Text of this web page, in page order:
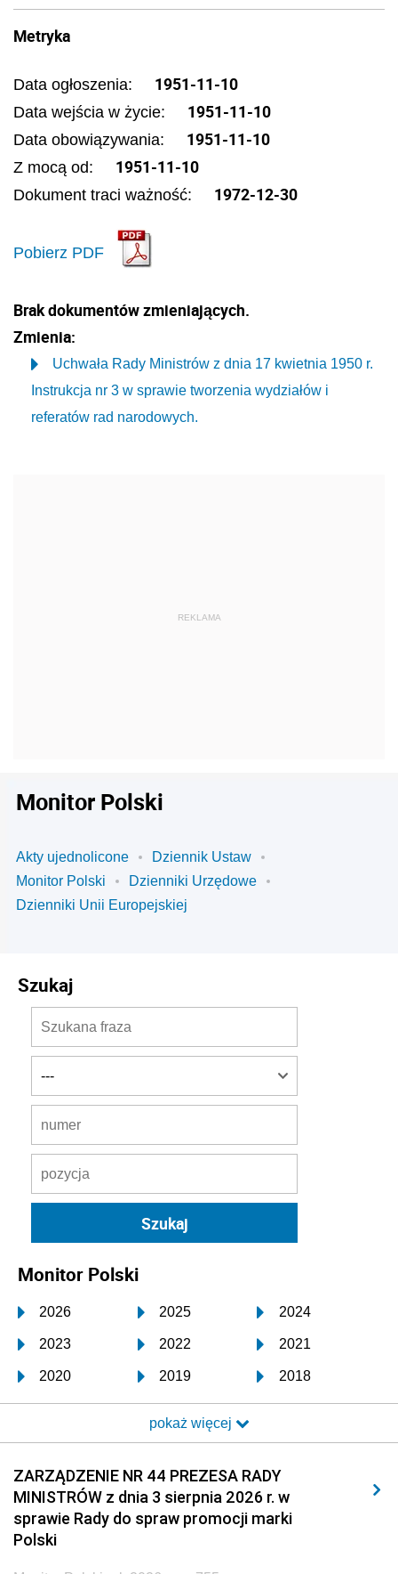
Metryka
Data ogłoszenia: 1951-11-10
Data wejścia w życie: 1951-11-10
Data obowiązywania: 1951-11-10
Z mocą od: 1951-11-10
Dokument traci ważność: 1972-12-30
Pobierz PDF
Brak dokumentów zmieniających.
Zmienia:
Uchwała Rady Ministrów z dnia 17 kwietnia 1950 r.
Instrukcja nr 3 w sprawie tworzenia wydziałów i
referatów rad narodowych.
Monitor Polski
Akty ujednolicone
Dziennik Ustaw
Monitor Polski
Dzienniki Urzędowe
Dzienniki Unii Europejskiej
Szukaj
Monitor Polski
2026 2025 2024
2023 2022 2021
2020 2019 2018
2017 2016 2015
2014 2013 2012
2011 2010 2009
2008 2007 2006
2005
pokaż więcej
ZARZĄDZENIE NR 44 PREZESA RADY
MINISTRÓW z dnia 3 sierpnia 2026 r. w
sprawie Rady do spraw promocji marki
Polski